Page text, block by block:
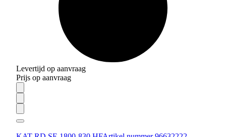
Levertijd op aanvraag
Prijs op aanvraag